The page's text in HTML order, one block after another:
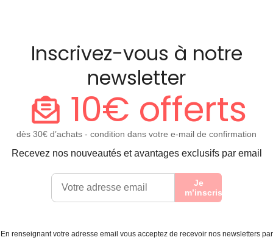
Inscrivez-vous à notre
newsletter
10€ offerts
dès 30€ d’achats - condition dans votre e-mail de confirmation
Recevez nos nouveautés et avantages exclusifs par email
Je
m’inscris
En renseignant votre adresse email vous acceptez de recevoir nos newsletters par